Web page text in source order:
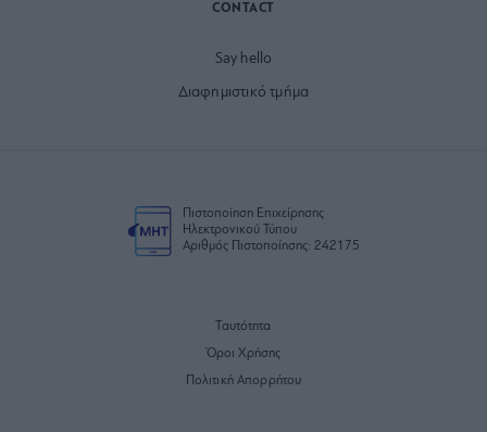
CONTACT
Say hello
Διαφημιστικό τμήμα
Πιστοποίηση Επιχείρησης
Ηλεκτρονικού Τύπου
Αριθμός Πιστοποίησης: 242175
Ταυτότητα
Όροι Χρήσης
Πολιτική Απορρήτου